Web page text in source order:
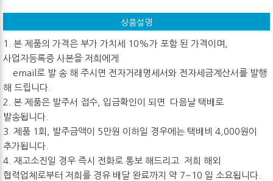
상품설명
1. 본 제품의 가격은 부가 가치세 10%가 포함 된 가격이며,
사업자등록증 사본을 저희에게
email로 발 송 해 주시면 전자거래명세서와 전자세금계산서를 발행
해 드립니다.
2. 본 제품은 발주서 접수, 입금확인이 되면 다음날 택배로
발송됩니다.
3. 제품 1회, 발주금액이 5만원 이하일 경우에는 택배비 4,000원이
추가됩니다.
4. 재고소진일 경우 즉시 전화로 통보 해드리고 저희 해외
협력업체로부터 저희를 경유 배달 완료까지 약 7~10 일 소요됩니다.